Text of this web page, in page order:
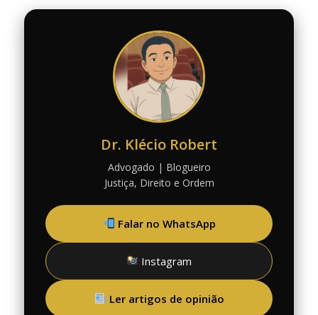
Dr. Klécio Robert
Advogado | Blogueiro
Justiça, Direito e Ordem
Falar no WhatsApp
Instagram
Ler artigos de opinião